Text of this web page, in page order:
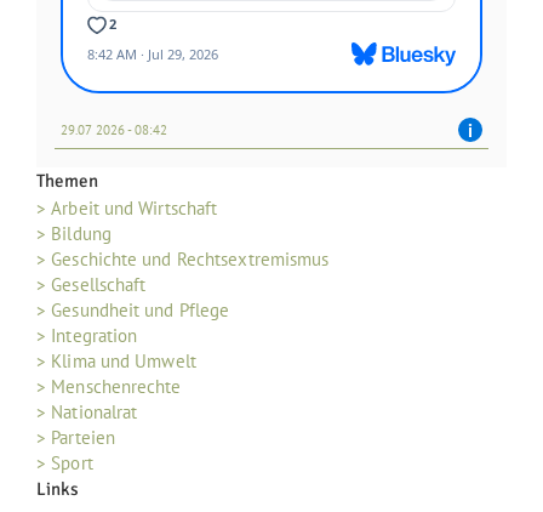
29.07 2026 - 08:42
Themen
> Arbeit und Wirtschaft
> Bildung
> Geschichte und Rechtsextremismus
> Gesellschaft
> Gesundheit und Pflege
> Integration
> Klima und Umwelt
> Menschenrechte
> Nationalrat
> Parteien
> Sport
Links